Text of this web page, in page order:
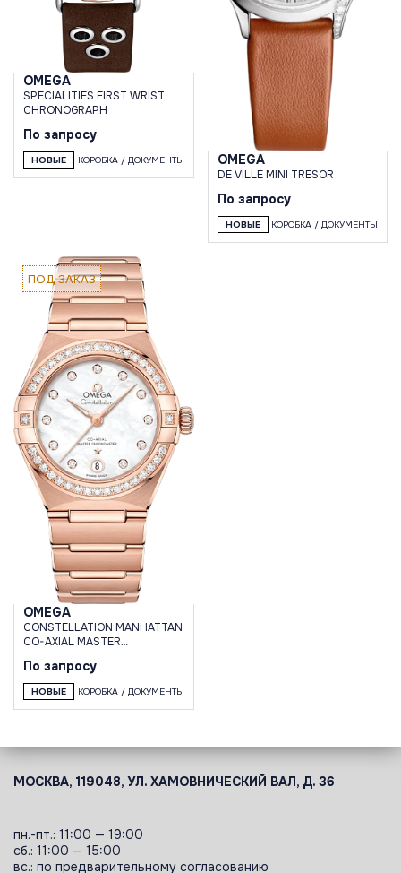
OMEGA
SPECIALITIES FIRST WRIST
CHRONOGRAPH
По запросу
НОВЫЕ КОРОБКА / ДОКУМЕНТЫ OMEGA
DE VILLE MINI TRESOR
По запросу
НОВЫЕ КОРОБКА / ДОКУМЕНТЫ
ПОД ЗАКАЗ
OMEGA
CONSTELLATION MANHATTAN
CO-AXIAL MASTER
По запросу
НОВЫЕ КОРОБКА / ДОКУМЕНТЫ
МОСКВА, 119048, УЛ. ХАМОВНИЧЕСКИЙ ВАЛ, Д. 36
пн.-пт.: 11:00 — 19:00
сб.: 11:00 — 15:00
вс.: по предварительному согласованию